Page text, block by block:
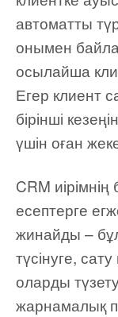
автоматты
онымен
осылайша
Егер клиент
бірінші
үшін оған
CRM
есептерге
жинайды –
түсінуге,
оларды
жарнамалық